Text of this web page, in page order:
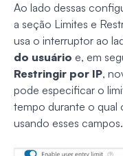
Ao lado dessas
a seção Limites e
usa o interruptor ao
do usuário e, em
Restringir por IP,
pode especificar o
tempo durante o qual
usando esses campos.